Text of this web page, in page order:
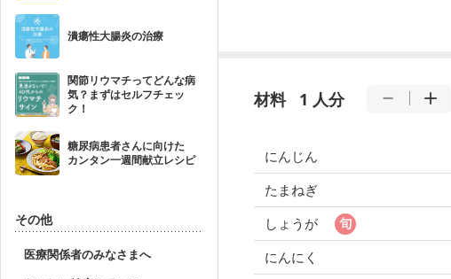
潰瘍性大腸炎の治療
関節リウマチってどんな病
気？まずはセルフチェッ
ク！
糖尿病患者さんに向けた
カンタン一週間献立レシピ
その他
医療関係者のみなさまへ
材料 1 人分
にんじん
たまねぎ
しょうが
にんにく